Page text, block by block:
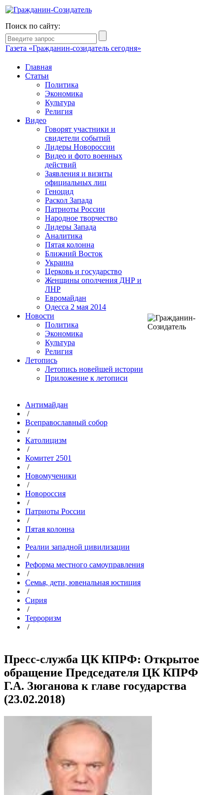
Поиск по сайту:
Газета «Гражданин-созидатель сегодня»
Главная
Статьи
Политика
Экономика
Культура
Религия
Видео
Говорят участники и
свидетели событий
Лидеры Новороссии
Видео и фото военных
действий
Заявления и визиты
официальных лиц
Геноцид
Раскол Запада
Патриоты России
Народное творчество
Лидеры Запада
Аналитика
Пятая колонна
Ближний Восток
Украина
Церковь и государство
Женщины ополчения ДНР и
ЛНР
Евромайдан
Одесса 2 мая 2014
Новости
Политика
Экономика
Культура
Религия
Летопись
Летопись новейшей истории
Приложение к летописи
Антимайдан
/
Всеправославный собор
/
Католицизм
/
Комитет 2501
/
Новомученики
/
Новороссия
/
Патриоты России
/
Пятая колонна
/
Реалии западной цивилизации
/
Реформа местного самоуправления
/
Семья, дети, ювенальная юстиция
/
Сирия
/
Терроризм
/
Пресс-служба ЦК КПРФ: Открытое
обращение Председателя ЦК КПРФ
Г.А. Зюганова к главе государства
(23.02.2018)